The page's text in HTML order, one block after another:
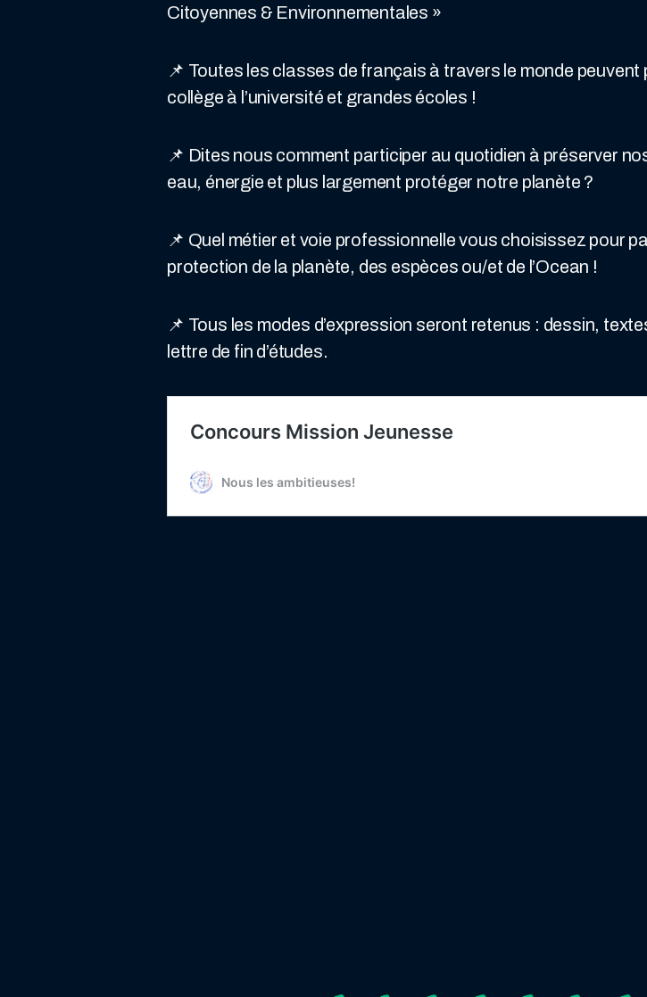
Citoyennes & Environnementales »
📌 Toutes les classes de français à travers le monde peuvent
collège à l’université et grandes écoles !
📌 Dites nous comment participer au quotidien à préserver
eau, énergie et plus largement protéger notre planète ?
📌 Quel métier et voie professionnelle vous choisissez pour
protection de la planète, des espèces ou/et de l’Ocean !
📌 Tous les modes d’expression seront retenus : dessin,
lettre de fin d’études.